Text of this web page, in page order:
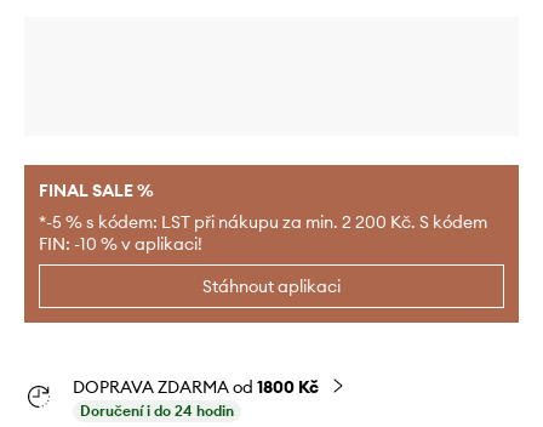
FINAL SALE %
*-5 % s kódem: LST při nákupu za min. 2 200 Kč. S kódem
FIN: -10 % v aplikaci!
Stáhnout aplikaci
DOPRAVA ZDARMA od 1800 Kč
Doručení i do 24 hodin